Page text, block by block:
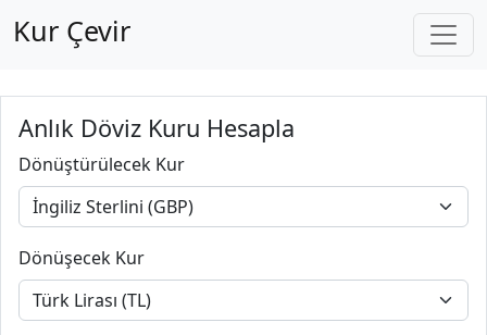
Kur Çevir
Anlık Döviz Kuru Hesapla
Dönüştürülecek Kur
Dönüşecek Kur